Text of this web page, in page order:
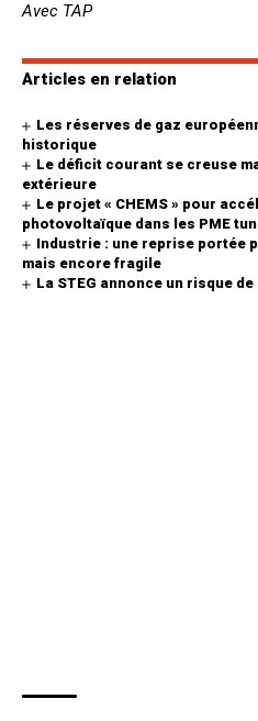
Avec TAP
Articles en relation
Les réserves de gaz
historique
Le déficit courant se creuse
extérieure
Le projet « CHEMS » pour
photovoltaïque dans les PME
Industrie : une reprise portée
mais encore fragile
La STEG annonce un risque